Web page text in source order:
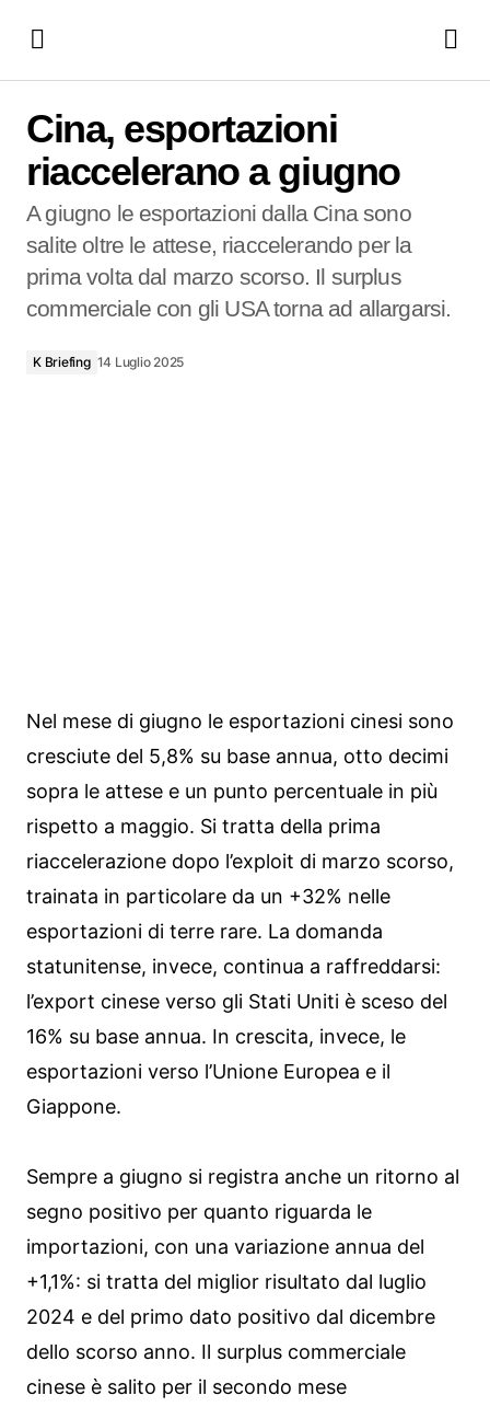
Cina, esportazioni
riaccelerano a giugno
A giugno le esportazioni dalla Cina sono
salite oltre le attese, riaccelerando per la
prima volta dal marzo scorso. Il surplus
commerciale con gli USA torna ad allargarsi.
K Briefing 14 Luglio 2025
Nel mese di giugno le esportazioni cinesi sono
cresciute del 5,8% su base annua, otto decimi
sopra le attese e un punto percentuale in più
rispetto a maggio. Si tratta della prima
riaccelerazione dopo l’exploit di marzo scorso,
trainata in particolare da un +32% nelle
esportazioni di terre rare. La domanda
statunitense, invece, continua a raffreddarsi:
l’export cinese verso gli Stati Uniti è sceso del
16% su base annua. In crescita, invece, le
esportazioni verso l’Unione Europea e il
Giappone.
Sempre a giugno si registra anche un ritorno al
segno positivo per quanto riguarda le
importazioni, con una variazione annua del
+1,1%: si tratta del miglior risultato dal luglio
2024 e del primo dato positivo dal dicembre
dello scorso anno. Il surplus commerciale
cinese è salito per il secondo mese